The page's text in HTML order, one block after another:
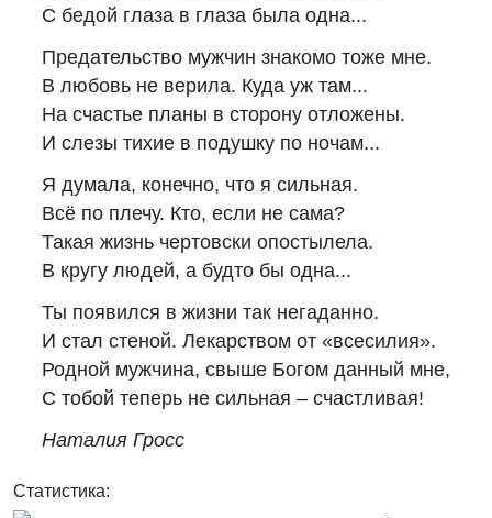
С бедой глаза в глаза была одна...
Предательство мужчин знакомо тоже мне.
В любовь не верила. Куда уж там...
На счастье планы в сторону отложены.
И слезы тихие в подушку по ночам...
Я думала, конечно, что я сильная.
Всё по плечу. Кто, если не сама?
Такая жизнь чертовски опостылела.
В кругу людей, а будто бы одна...
Ты появился в жизни так негаданно.
И стал стеной. Лекарством от «всесилия».
Родной мужчина, свыше Богом данный мне,
С тобой теперь не сильная – счастливая!
Наталия Гросс
Статистика: